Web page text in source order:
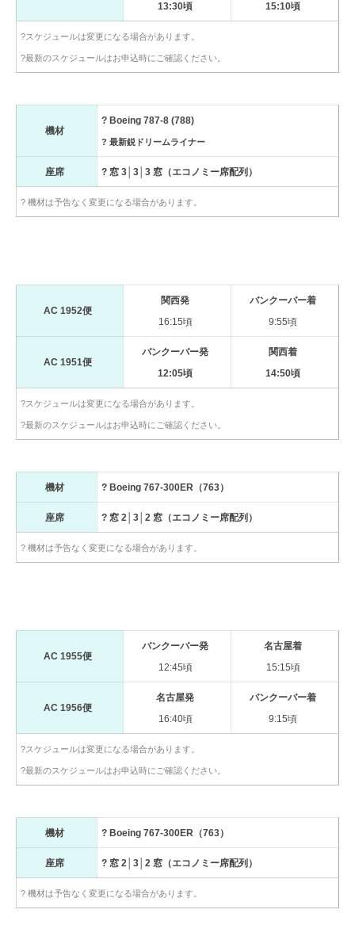
13:30頃
15:10頃
?スケジュールは変更になる場合があります。
?最新のスケジュールはお申込時にご確認ください。
機材
? Boeing 787-8 (788)
? 最新鋭ドリームライナー
座席 ? 窓 3│3│3 窓（エコノミー席配列）
? 機材は予告なく変更になる場合があります。
AC 1952便
関西発
16:15頃
バンクーバー着
9:55頃
AC 1951便
バンクーバー発
12:05頃
関西着
14:50頃
?スケジュールは変更になる場合があります。
?最新のスケジュールはお申込時にご確認ください。
機材 ? Boeing 767-300ER（763）
座席 ? 窓 2│3│2 窓（エコノミー席配列）
? 機材は予告なく変更になる場合があります。
AC 1955便
バンクーバー発
12:45頃
名古屋着
15:15頃
AC 1956便
名古屋発
16:40頃
バンクーバー着
9:15頃
?スケジュールは変更になる場合があります。
?最新のスケジュールはお申込時にご確認ください。
機材 ? Boeing 767-300ER（763）
座席 ? 窓 2│3│2 窓（エコノミー席配列）
? 機材は予告なく変更になる場合があります。